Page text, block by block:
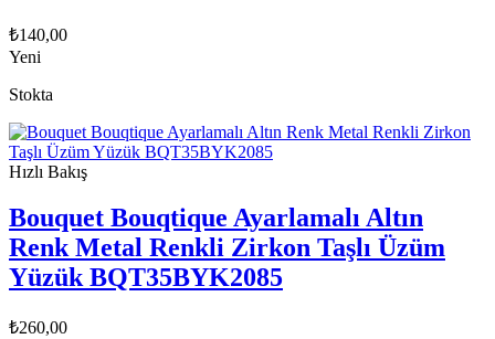
₺140,00
Yeni
Stokta
Hızlı Bakış
Bouquet Bouqtique Ayarlamalı Altın
Renk Metal Renkli Zirkon Taşlı Üzüm
Yüzük BQT35BYK2085
₺260,00